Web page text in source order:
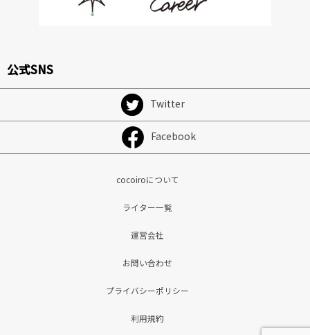
公式SNS
Twitter
Facebook
cocoiroについて
ライター一覧
運営会社
お問い合わせ
プライバシーポリシー
利用規約